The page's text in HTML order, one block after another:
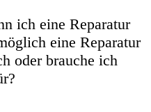
ich eine Reparatur
eine Reparatur
oder brauche ich